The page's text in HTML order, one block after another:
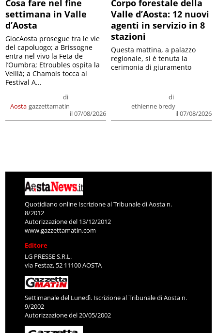
Cosa fare nel fine
settimana in Valle
d’Aosta
Aosta
di
gazzettamatin
il 07/08/2026
GiocAosta prosegue tra le vie
del capoluogo; a Brissogne
entra nel vivo la Feta de
l’Oumbra; Etroubles ospita la
Veillà; a Chamois tocca al
Festival A...
Corpo forestale della
Valle d’Aosta: 12 nuovi
agenti in servizio in 8
stazioni
di
ethienne bredy
il 07/08/2026
Questa mattina, a palazzo
regionale, si è tenuta la
cerimonia di giuramento
Quotidiano online Iscrizione al Tribunale di Aosta n.
8/2012
Autorizzazione del 13/12/2012
www.gazzettamatin.com
Editore
LG PRESSE S.R.L.
via Festaz, 52 11100 AOSTA
Settimanale del Lunedì. Iscrizione al Tribunale di Aosta n.
9/2002
Autorizzazione del 20/05/2002